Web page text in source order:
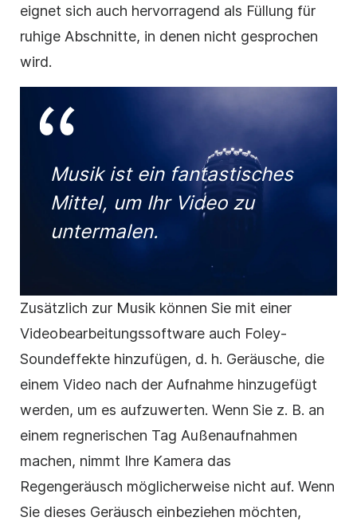
eignet sich auch hervorragend als Füllung für
ruhige Abschnitte, in denen nicht gesprochen
wird.
Musik ist ein fantastisches
Mittel, um Ihr Video zu
untermalen.
Zusätzlich zur Musik können Sie mit einer
Videobearbeitungssoftware auch Foley-
Soundeffekte hinzufügen, d. h. Geräusche, die
einem Video nach der Aufnahme hinzugefügt
werden, um es aufzuwerten. Wenn Sie z. B. an
einem regnerischen Tag Außenaufnahmen
machen, nimmt Ihre Kamera das
Regengeräusch möglicherweise nicht auf. Wenn
Sie dieses Geräusch einbeziehen möchten,